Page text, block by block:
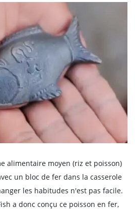
alimentaire moyen (riz et poisson)
un bloc de fer dans la casserole
les habitudes n'est pas facile.
a donc conçu ce poisson en fer,